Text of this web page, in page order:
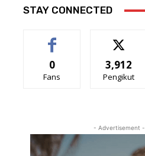
STAY CONNECTED
0
Fans
3,912
Pengikut
- Advertisement -